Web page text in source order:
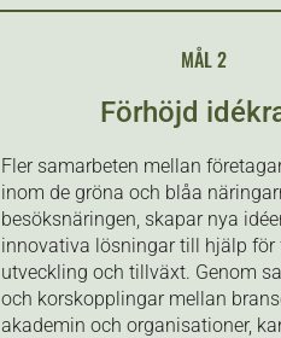
MÅL 2
Förhöjd
Fler samarbeten mellan
inom de gröna och blåa
besöksnäringen, skapar nya
innovativa lösningar till hjälp för
utveckling och tillväxt. Genom
och korskopplingar mellan
akademin och organisationer,